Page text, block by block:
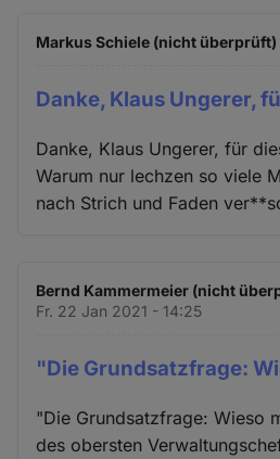
Markus Schiele (nicht überprüft)
Danke, Klaus Ungerer,
Danke, Klaus Ungerer, für
Warum nur lechzen so viele
nach Strich und Faden
Bernd Kammermeier (nicht
Fr. 22 Jan 2021 - 14:25
"Die Grundsatzfrage:
"Die Grundsatzfrage: Wieso
des obersten